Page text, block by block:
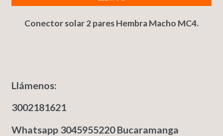
Conector solar 2 pares Hembra Macho MC4.
Llámenos:
3002181621
Whatsapp 3045955220 Bucaramanga